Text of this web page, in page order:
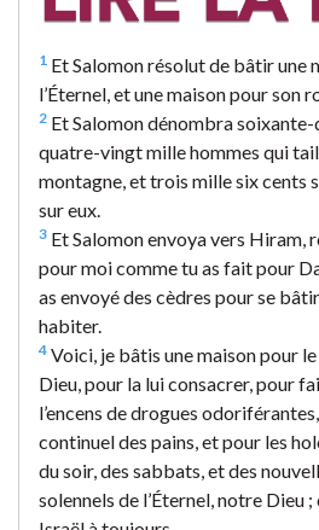
1 Et Salomon résolut de bâtir une
l’Éternel, et une maison pour son
2 Et Salomon dénombra
quatre-vingt mille hommes qui
montagne, et trois mille six cents
sur eux.
3 Et Salomon envoya vers Hiram,
pour moi comme tu as fait pour
as envoyé des cèdres pour se
habiter.
4 Voici, je bâtis une maison pour
Dieu, pour la lui consacrer, pour
l’encens de drogues
continuel des pains, et pour les
du soir, des sabbats, et des
solennels de l’Éternel, notre Dieu